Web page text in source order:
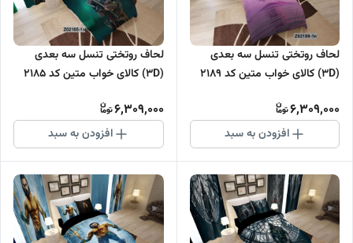
لحاف روتختی تنسل سه بعدی
(3D) کالای خواب متین کد 2189
6,309,000
افزودن به سبد
لحاف روتختی تنسل سه بعدی
(3D) کالای خواب متین کد 2185
6,309,000
افزودن به سبد